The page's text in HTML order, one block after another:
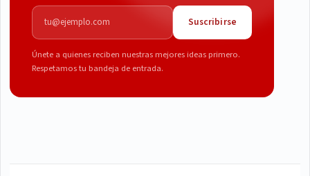
Correo electrónico
Suscribirse
Únete a quienes reciben nuestras mejores ideas primero.
Respetamos tu bandeja de entrada.